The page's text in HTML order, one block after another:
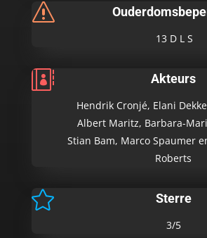
s
13 D L S
 Akteurs
Hendrik Cronjé, Elani
Albert Maritz, Barbara-
Stian Bam, Marco Spaumer
Roberts
 Sterre
3/5